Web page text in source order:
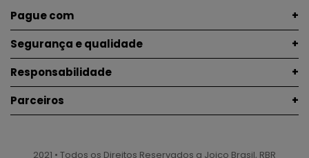
Pague com
Segurança e qualidade
Responsabilidade
Parceiros
2021 • Todos os Direitos Reservados a Joico Brasil, RBR